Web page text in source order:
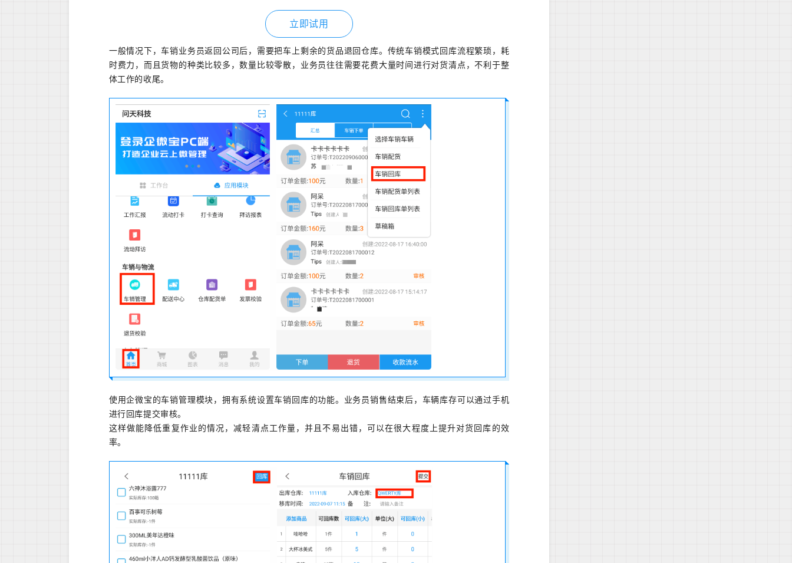
立即试用
一般情况下，车销业务员返回公司后，需要把车上剩余的货品退回仓库。传统车销模式回库流程繁琐，耗
时费力，而且货物的种类比较多，数量比较零散，业务员往往需要花费大量时间进行对货清点，不利于整
体工作的收尾。
使用企微宝的车销管理模块，拥有系统设置车销回库的功能。业务员销售结束后，车辆库存可以通过手机
进行回库提交审核。
这样做能降低重复作业的情况，减轻清点工作量，并且不易出错，可以在很大程度上提升对货回库的效
率。